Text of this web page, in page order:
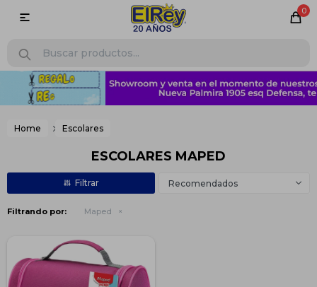
0

Home Escolares
ESCOLARES MAPED
Recomendados
Filtrando por: Maped